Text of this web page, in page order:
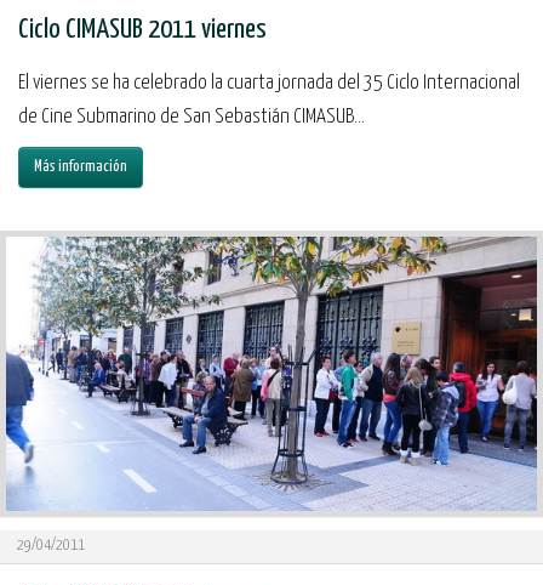
Ciclo CIMASUB 2011 viernes
El viernes se ha celebrado la cuarta jornada del 35 Ciclo Internacional
de Cine Submarino de San Sebastián CIMASUB...
Más información
29/04/2011